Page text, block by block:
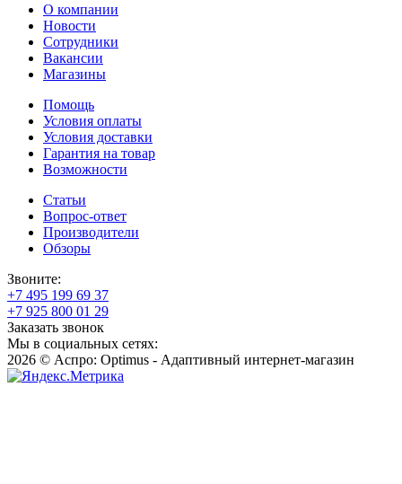
О компании
Новости
Сотрудники
Вакансии
Магазины
Помощь
Условия оплаты
Условия доставки
Гарантия на товар
Возможности
Статьи
Вопрос-ответ
Производители
Обзоры
Звоните:
+7 495 199 69 37
+7 925 800 01 29
Заказать звонок
Мы в социальных сетях:
2026 © Аспро: Optimus - Адаптивный интернет-магазин